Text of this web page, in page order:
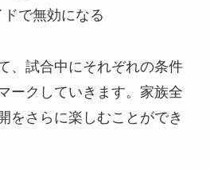
で無効になる
、試合中にそれぞれの条件
ークしていきます。家族全
をさらに楽しむことができ